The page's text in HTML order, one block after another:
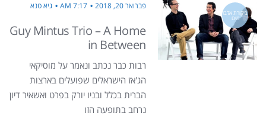
ביקורת אלבו
מים
פברואר 20, 2018 7:17 AM גיא טנא
Guy Mintus Trio – A Home
in Between
רבות כבר נכתב ונאמר על מוסיקאי
הג'אז הישראלים שפועלים בארצות
הברית בכלל ובניו יורק בפרט ואשאיר דיון
נרחב בתופעה הזו